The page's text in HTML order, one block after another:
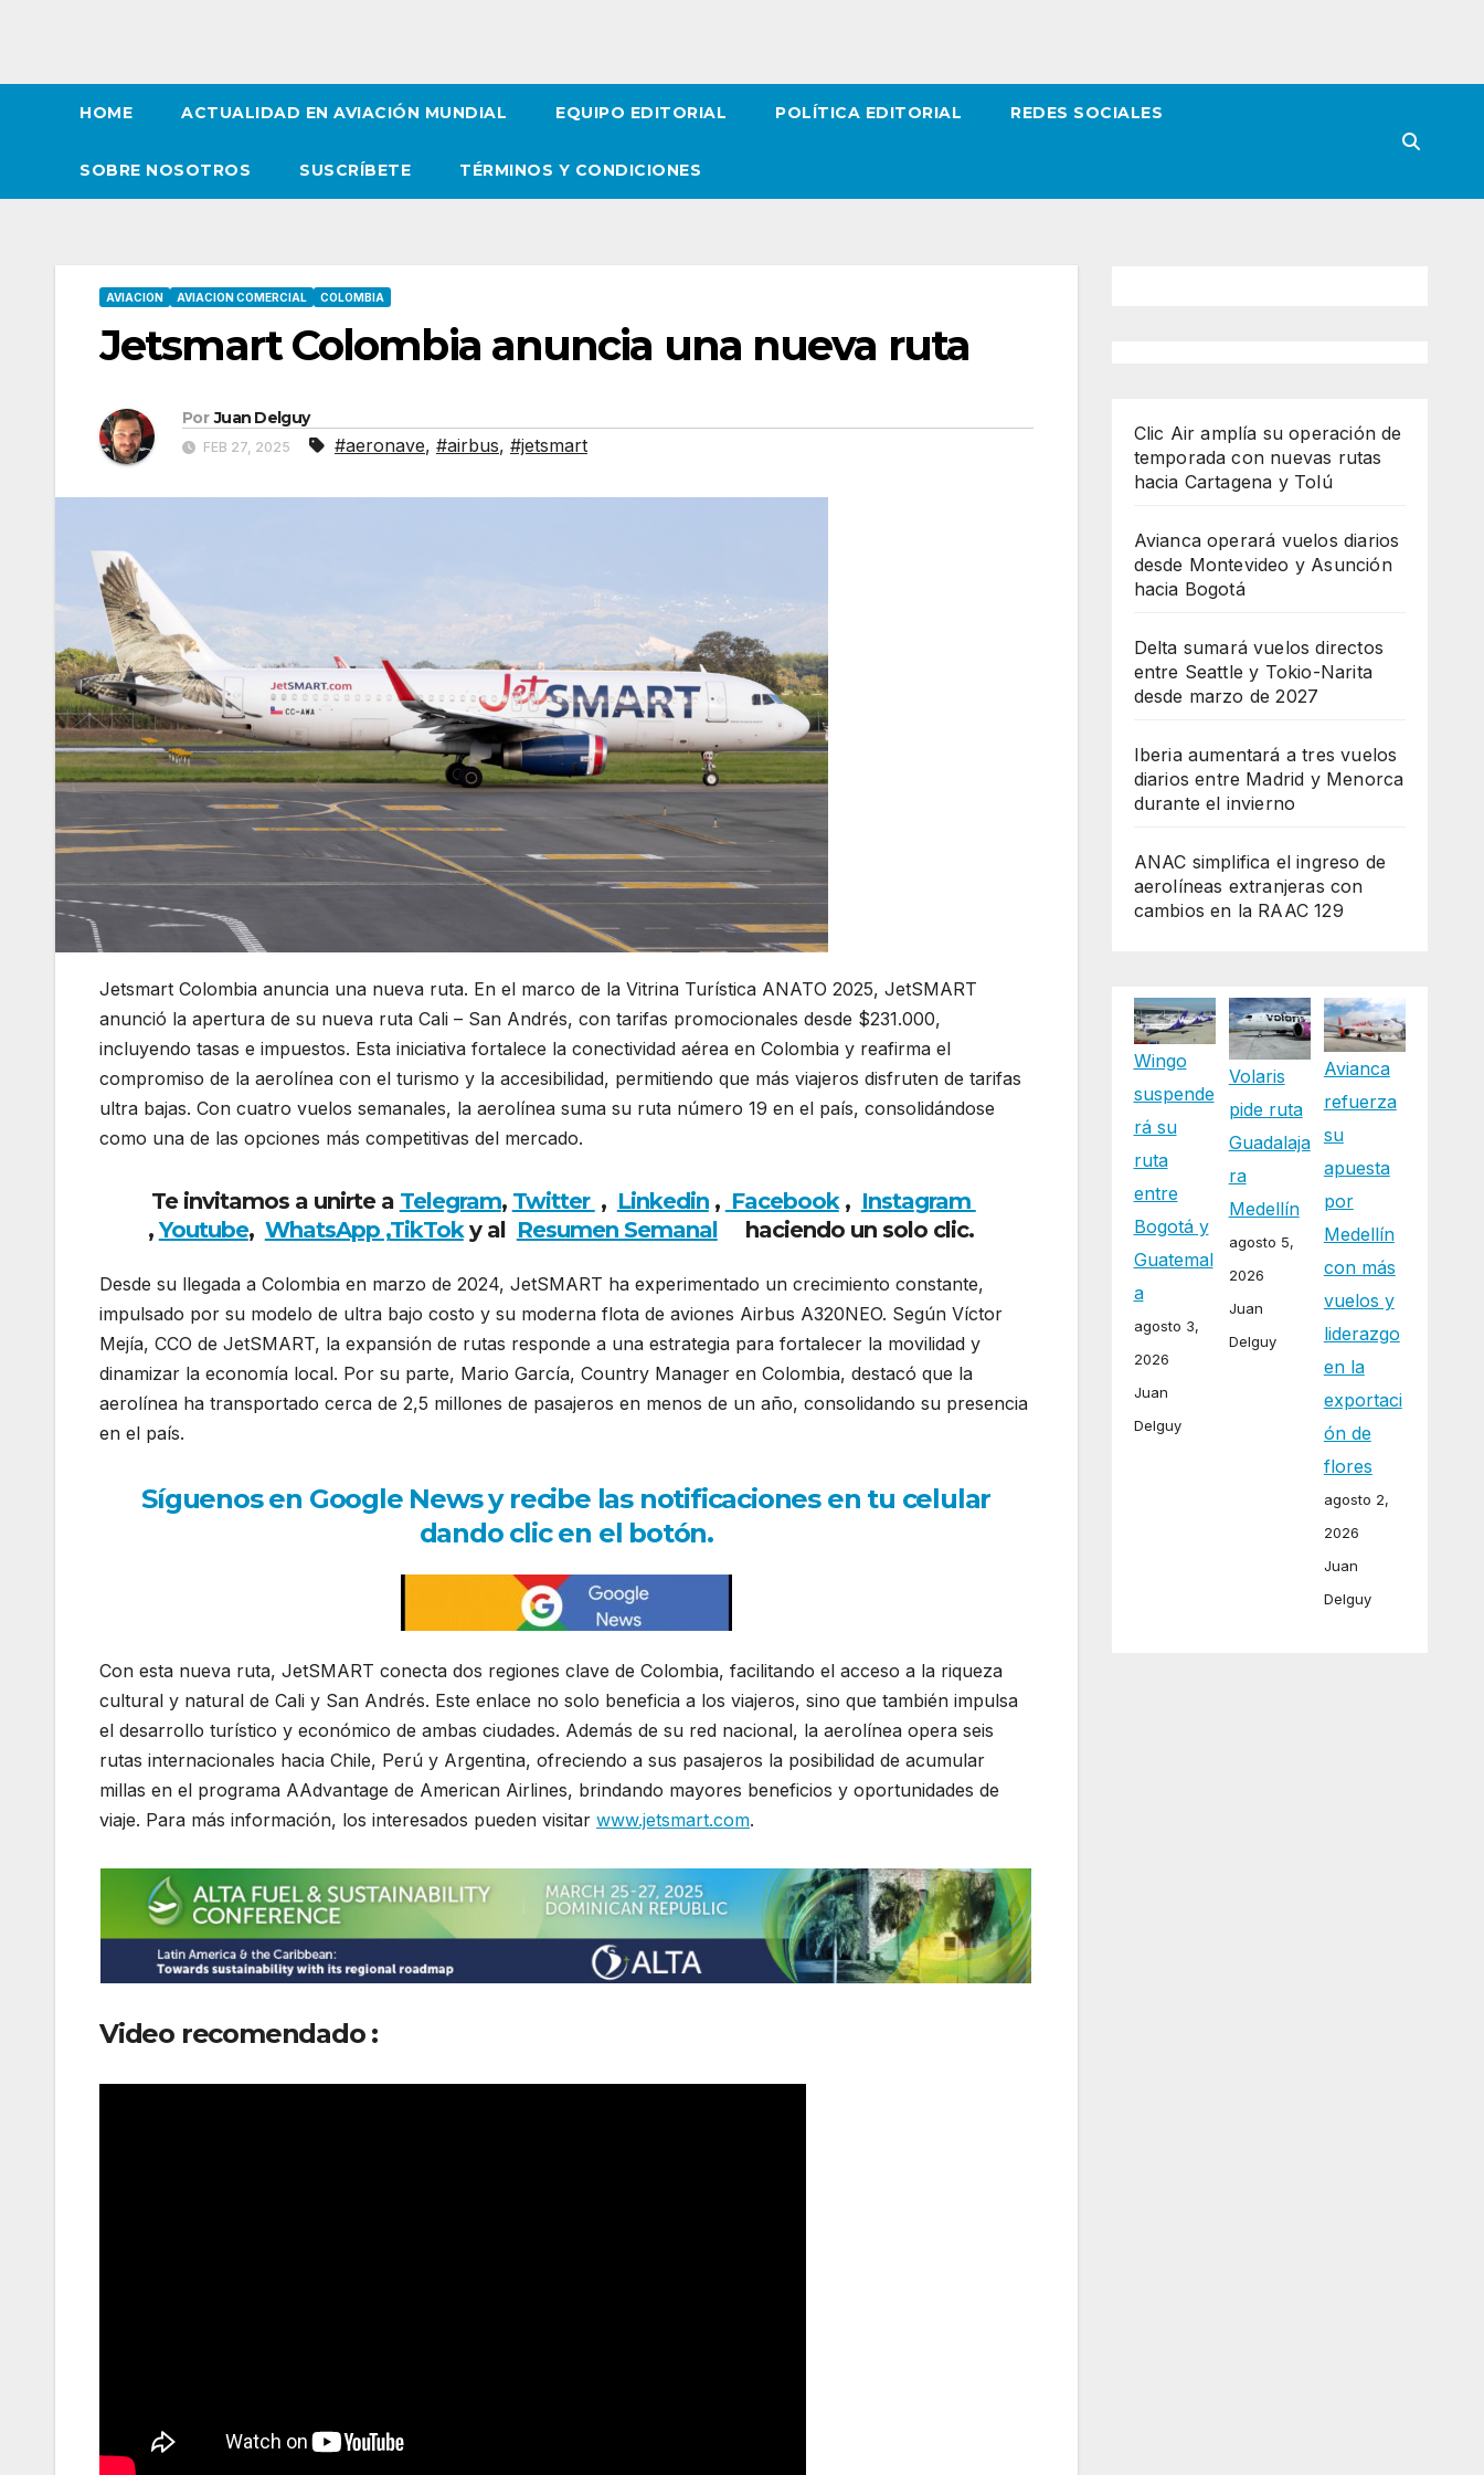
HOME ACTUALIDAD EN AVIACIÓN MUNDIAL EQUIPO EDITORIAL POLÍTICA EDITORIAL REDES SOCIALES
SOBRE NOSOTROS SUSCRÍBETE TÉRMINOS Y CONDICIONES
AVIACION AVIACION COMERCIAL COLOMBIA
Jetsmart Colombia anuncia una nueva ruta
Por Juan Delguy
FEB 27, 2025 #aeronave, #airbus, #jetsmart
Jetsmart Colombia anuncia una nueva ruta. En el marco de la Vitrina Turística ANATO 2025, JetSMART
anunció la apertura de su nueva ruta Cali – San Andrés, con tarifas promocionales desde $231.000,
incluyendo tasas e impuestos. Esta iniciativa fortalece la conectividad aérea en Colombia y reafirma el
compromiso de la aerolínea con el turismo y la accesibilidad, permitiendo que más viajeros disfruten de tarifas
ultra bajas. Con cuatro vuelos semanales, la aerolínea suma su ruta número 19 en el país, consolidándose
como una de las opciones más competitivas del mercado.
Te invitamos a unirte a Telegram, Twitter , Linkedin, Facebook, Instagram
,Youtube, WhatsApp ,TikToky al Resumen Semanalhaciendo un solo clic.
Desde su llegada a Colombia en marzo de 2024, JetSMART ha experimentado un crecimiento constante,
impulsado por su modelo de ultra bajo costo y su moderna flota de aviones Airbus A320NEO. Según Víctor
Mejía, CCO de JetSMART, la expansión de rutas responde a una estrategia para fortalecer la movilidad y
dinamizar la economía local. Por su parte, Mario García, Country Manager en Colombia, destacó que la
aerolínea ha transportado cerca de 2,5 millones de pasajeros en menos de un año, consolidando su presencia
en el país.
Síguenos en Google News y recibe las notificaciones en tu celular
dando clic en el botón.
Con esta nueva ruta, JetSMART conecta dos regiones clave de Colombia, facilitando el acceso a la riqueza
cultural y natural de Cali y San Andrés. Este enlace no solo beneficia a los viajeros, sino que también impulsa
el desarrollo turístico y económico de ambas ciudades. Además de su red nacional, la aerolínea opera seis
rutas internacionales hacia Chile, Perú y Argentina, ofreciendo a sus pasajeros la posibilidad de acumular
millas en el programa AAdvantage de American Airlines, brindando mayores beneficios y oportunidades de
viaje. Para más información, los interesados pueden visitar www.jetsmart.com.
Video recomendado :
Clic Air amplía su operación de
temporada con nuevas rutas
hacia Cartagena y Tolú
Avianca operará vuelos diarios
desde Montevideo y Asunción
hacia Bogotá
Delta sumará vuelos directos
entre Seattle y Tokio-Narita
desde marzo de 2027
Iberia aumentará a tres vuelos
diarios entre Madrid y Menorca
durante el invierno
ANAC simplifica el ingreso de
aerolíneas extranjeras con
cambios en la RAAC 129
Wingo
suspende
rá su
ruta
entre
Bogotá y
Guatemal
a
agosto 3,
2026
Juan
Delguy
Volaris
pide ruta
Guadalaja
ra
Medellín
agosto 5,
2026
Juan
Delguy
Avianca
refuerza
su
apuesta
por
Medellín
con más
vuelos y
liderazgo
en la
exportaci
ón de
flores
agosto 2,
2026
Juan
Delguy